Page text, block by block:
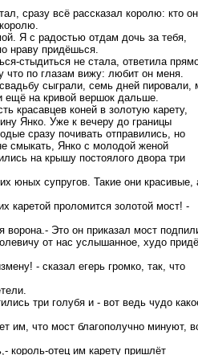
сразу всё рассказал королю: кто
Я с радостью отдам дочь за тебя,
нраву придёшься.
стыдиться не стала, ответила
что по глазам вижу: любит он меня.
сыграли, семь дней пировали,
ещё на кривой вершок дальше.
красавцев коней в золотую карету,
Янко. Уже к вечеру до границы
сразу почивать отправились, но
смыкать, Янко с молодой женой
на крышу постоялого двора три
юных супругов. Такие они красивые,
каретой проломится золотой мост! -
ворона.- Это он приказал мост
от нас услышанное, худо
- сказал егерь громко, так, что
три голубя и - вот ведь чудо
им, что мост благополучно минуют,
король-отец им карету пришлёт